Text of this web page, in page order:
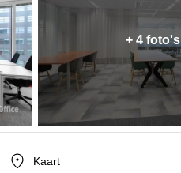
+ 4 foto's
Kaart